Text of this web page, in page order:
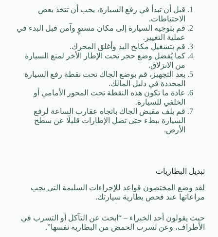
قبل أن تبدأ في رفع السيارة، يجب أن تتخذ بعض
الاحتياطات.
قم بتوجيه السيارة إلى مكان مستوٍ وآمن قبل البدء في
عملية التغيير.
قم بتشغيل مكابح اليد وأغلق المحرك.
كما يُفضل وضع حجر تحت الإطار الأخر لمنع السيارة
من الانزلاق.
بعد التجهيز، قم بوضع الجاك تحت نقطة رفع السيارة
المحددة في دليل المالك.
عادة ما تكون هذه النقطة تحت المحور الأمامي أو
الخلفي للسيارة.
قم بلف مقبض الجاك باتجاه عقارب الساعة لرفع
السيارة ببطء حتى تصل الإطارات قليلًا عن سطح
الأرض.
تبديل البطاريات
لقد وضع المختصون قواعد للإجراءات السليمة التي يجب
مراعاتها عند فحص بطارية سيارتك.
حيث يقولون أحد الخبراء – “ابحث عن التآكل أو التسرب في
الأطراف، وعن تسرب الحمض من البطارية نفسها”.